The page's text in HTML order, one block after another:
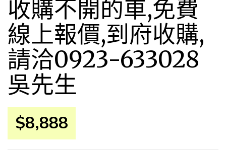
收購不開的車,免費
線上報價,到府收購,
請洽0923-633028
吳先生
$8,888